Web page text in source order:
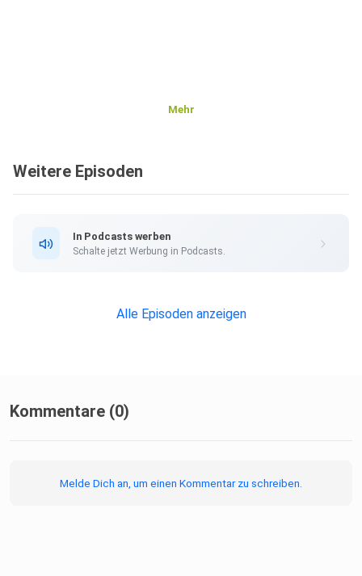
Mehr
Weitere Episoden
In Podcasts werben
Schalte jetzt Werbung in Podcasts.
Alle Episoden anzeigen
Kommentare (0)
Melde Dich an, um einen Kommentar zu schreiben.